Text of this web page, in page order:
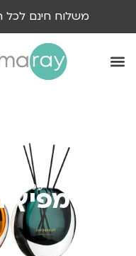
משלוח חינם לכל
עמוד הבית
מפיץ